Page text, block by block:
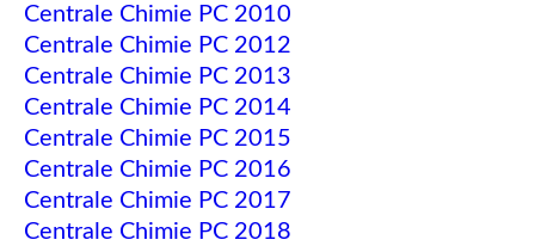
Centrale Chimie PC 2010
Centrale Chimie PC 2012
Centrale Chimie PC 2013
Centrale Chimie PC 2014
Centrale Chimie PC 2015
Centrale Chimie PC 2016
Centrale Chimie PC 2017
Centrale Chimie PC 2018